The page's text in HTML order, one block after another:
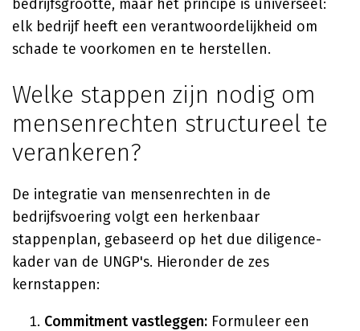
bedrijfsgrootte, maar het principe is universeel:
elk bedrijf heeft een verantwoordelijkheid om
schade te voorkomen en te herstellen.
Welke stappen zijn nodig om
mensenrechten structureel te
verankeren?
De integratie van mensenrechten in de
bedrijfsvoering volgt een herkenbaar
stappenplan, gebaseerd op het due diligence-
kader van de UNGP's. Hieronder de zes
kernstappen:
Commitment vastleggen: Formuleer een